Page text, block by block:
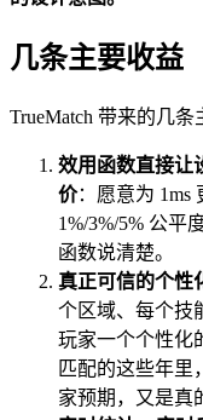
几条主要收益
TrueMatch 带来的几条
效用函数直接让
价：愿意为 1ms
1%/3%/5% 公平
函数说清楚。
真正可信的个性
个区域、每个技
玩家一个个性化
匹配的这些年
家预期，又是真